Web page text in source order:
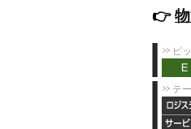
👉️
ピ
テ